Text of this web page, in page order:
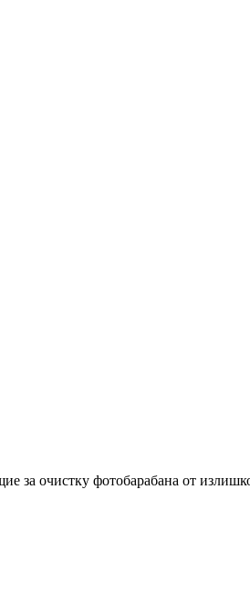
за очистку фотобарабана от